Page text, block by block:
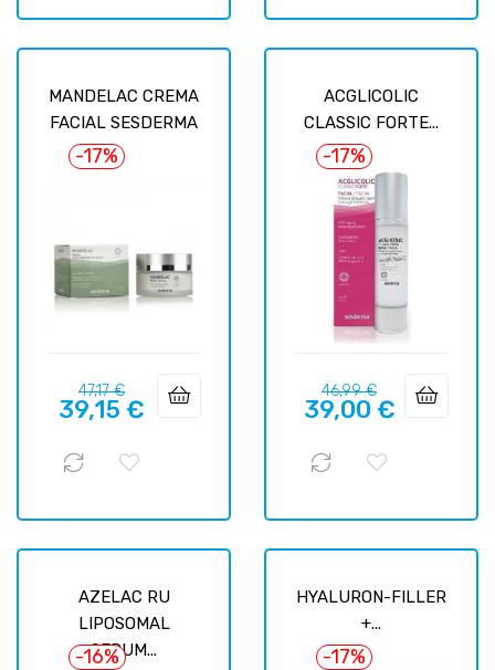
MANDELAC CREMA
FACIAL SESDERMA
-17%
Prix
habituel
47,17 €Prix
39,15 €
ACGLICOLIC
CLASSIC FORTE...
-17%
Prix
habituel
46,99 €Prix
39,00 €
AZELAC RU
LIPOSOMAL
SERUM...
-16%
HYALURON-FILLER
+...
-17%